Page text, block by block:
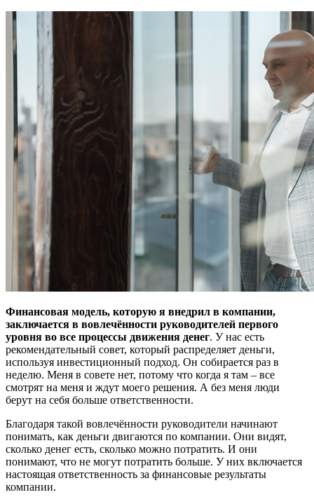
Финансовая модель, которую я внедрил в компании,
заключается в вовлечённости руководителей первого
уровня во все процессы движения денег. У нас есть
рекомендательный совет, который распределяет деньги,
используя инвестиционный подход. Он собирается раз в
неделю. Меня в совете нет, потому что когда я там – все
смотрят на меня и ждут моего решения. А без меня люди
берут на себя больше ответственности.
Благодаря такой вовлечённости руководители начинают
понимать, как деньги двигаются по компании. Они видят,
сколько денег есть, сколько можно потратить. И они
понимают, что не могут потратить больше. У них включается
настоящая ответственность за финансовые результаты
компании.